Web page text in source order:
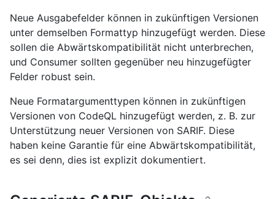
Neue Ausgabefelder können in zukünftigen Versionen
unter demselben Formattyp hinzugefügt werden. Diese
sollen die Abwärtskompatibilität nicht unterbrechen,
und Consumer sollten gegenüber neu hinzugefügter
Felder robust sein.
Neue Formatargumenttypen können in zukünftigen
Versionen von CodeQL hinzugefügt werden, z. B. zur
Unterstützung neuer Versionen von SARIF. Diese
haben keine Garantie für eine Abwärtskompatibilität,
es sei denn, dies ist explizit dokumentiert.